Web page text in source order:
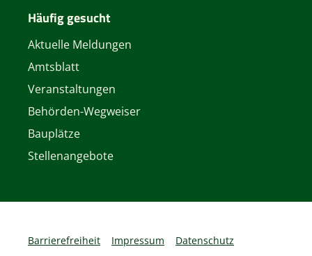
Häufig gesucht
Aktuelle Meldungen
Amtsblatt
Veranstaltungen
Behörden-Wegweiser
Bauplätze
Stellenangebote
Barrierefreiheit Impressum Datenschutz